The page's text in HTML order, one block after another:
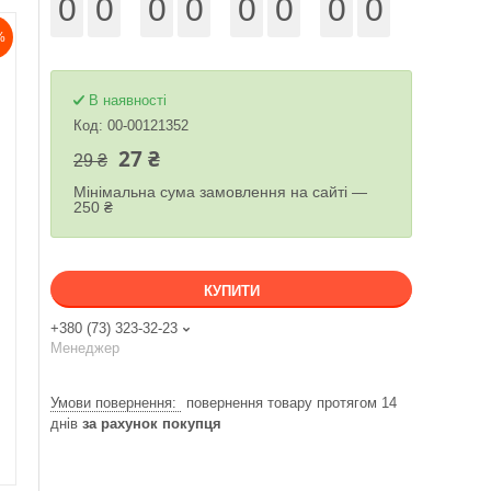
0 0 0 0 0 0 0 0
В наявності
Код: 00-00121352
29 ₴ 27 ₴
Мінімальна сума замовлення на сайті —
250 ₴
КУПИТИ
+380 (73) 323-32-23
Менеджер
повернення товару протягом 14
днів за рахунок покупця